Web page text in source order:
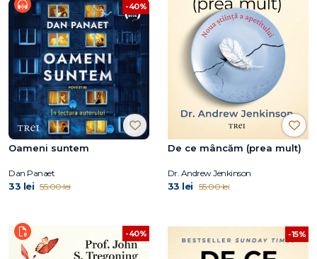
-40%
Oameni suntem
Dan Panaet
33 lei 55.00 lei
De ce mâncăm (prea mult)
Dr. Andrew Jenkinson
33 lei 55.00 lei
-40% -15%